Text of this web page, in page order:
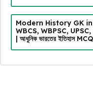
Modern History GK
WBCS, WBPSC, UPSC,
| আধুনিক ভারতের ইতিহাস